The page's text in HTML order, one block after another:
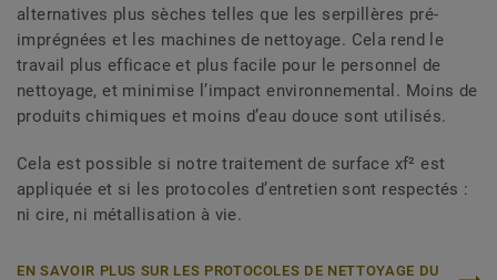
alternatives plus sèches telles que les serpillères pré-
imprégnées et les machines de nettoyage. Cela rend le
travail plus efficace et plus facile pour le personnel de
nettoyage, et minimise l’impact environnemental. Moins de
produits chimiques et moins d’eau douce sont utilisés.
Cela est possible si notre traitement de surface xf² est
appliquée et si les protocoles d’entretien sont respectés :
ni cire, ni métallisation à vie.
EN SAVOIR PLUS SUR LES PROTOCOLES DE NETTOYAGE DU